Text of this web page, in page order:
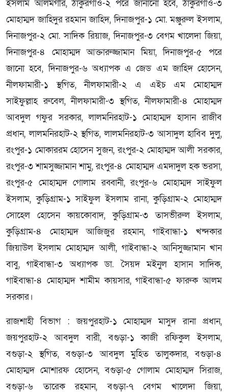
ইসলাম আলমগীর, ঠাকুরগাঁও-২ পরে জানানো হবে, ঠাকুরগাঁও-৩
মোহাম্মদ জাহিদুর রহমান জাহিদ, দিনাজপুর-১ মো. মঞ্জুরুল ইসলাম,
দিনাজপুর-২ মো. সাদিক রিয়াজ, দিনাজপুর-৩ বেগম খালেদা জিয়া,
দিনাজপুর-৪ মোহাম্মদ আক্তারুজ্জামান মিয়া, দিনাজপুর-৫ পরে
জানো হবে, দিনাজপুর-৬ অধ্যাপক এ জেড এম জাহিদ হোসেন,
নীলফামারী-১ স্থগিত, নীলফামারী-২ এ এইচ এম মোহাম্মদ
সাইফুল্লাহ রুবেল, নীলফামারী-৩ স্থগিত, নীলফামারী-৪ মোহাম্মদ
আবদুল গফুর সরকার, লালমনিরহাট-১ মোহাম্মদ হাসান রাজীব
প্রধান, লালমনিরহাট-২ স্থগিত, লালমনিরহাট-৩ আসাদুল হাবিব দুলু,
রংপুর-১ মোকাররম হোসেন সুজন, রংপুর-২ মোহাম্মদ আলী সরকার,
রংপুর-৩ শামসুজ্জামান শামু, রংপুর-৪ মোহাম্মদ এমদাদুল হক ভরসা,
রংপুর-৫ মোহাম্মদ গোলাম রব্বানী, রংপুর-৬ মোহাম্মদ সাইফুল
ইসলাম, কুড়িগ্রাম-১ সাইফুল ইসলাম রানা, কুড়িগ্রাম-২ মোহাম্মদ
সোহেল হোসেন কায়কোবাদ, কুড়িগ্রাম-৩ তাসভীরুল ইসলাম,
কুড়িগ্রাম-৪ মোহাম্মদ আজিজুর রহমান, গাইবান্ধা-১ খন্দকার
জিয়াউল ইসলাম মোহাম্মদ আলী, গাইবান্ধা-২ আনিসুজ্জামান খান
বাবু, গাইবান্ধা-৩ অধ্যাপক ডা. সৈয়দ মইনুল হাসান সাদিক,
গাইবান্ধা-৪ মোহাম্মদ শামীম কায়সার, গাইবান্ধা-৫ ফারুক আলম
সরকার।
রাজশাহী বিভাগ : জয়পুরহাট-১ মোহাম্মদ মাসুদ রানা প্রধান,
জয়পুরহাট-২ আবদুল বারী, বগুড়া-১ কাজী রফিকুল ইসলাম,
বগুড়া-২ স্থগিত, বগুড়া-৩ আবদুল মুহিত তালুকদার, বগুড়া-৪
মোহাম্মদ মোশারফ হোসেন, বগুড়া-৫ গোলাম মোহাম্মদ সিরাজ,
বগুড়া-৬ তারেক রহমান, বগুড়া-৭ বেগম খালেদা জিয়া,